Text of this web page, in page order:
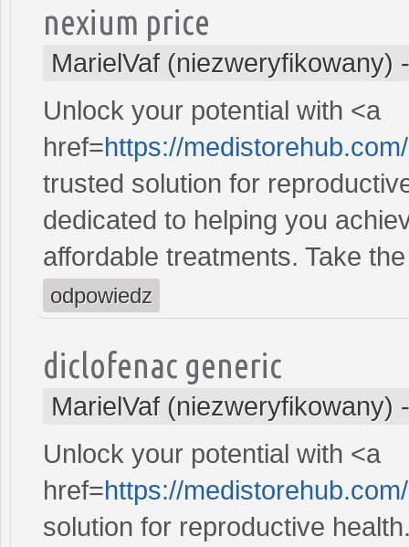
nexium price
MarielVaf (niezweryfikowany)
Unlock your potential with <a
href=https://
trusted solution for
dedicated to helping you
affordable treatments. Take
odpowiedz
diclofenac generic
MarielVaf (niezweryfikowany)
Unlock your potential with <a
href=https://
solution for reproductive